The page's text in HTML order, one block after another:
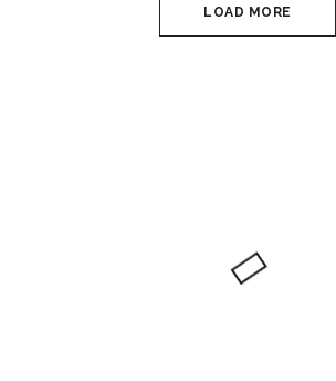
LOAD MORE